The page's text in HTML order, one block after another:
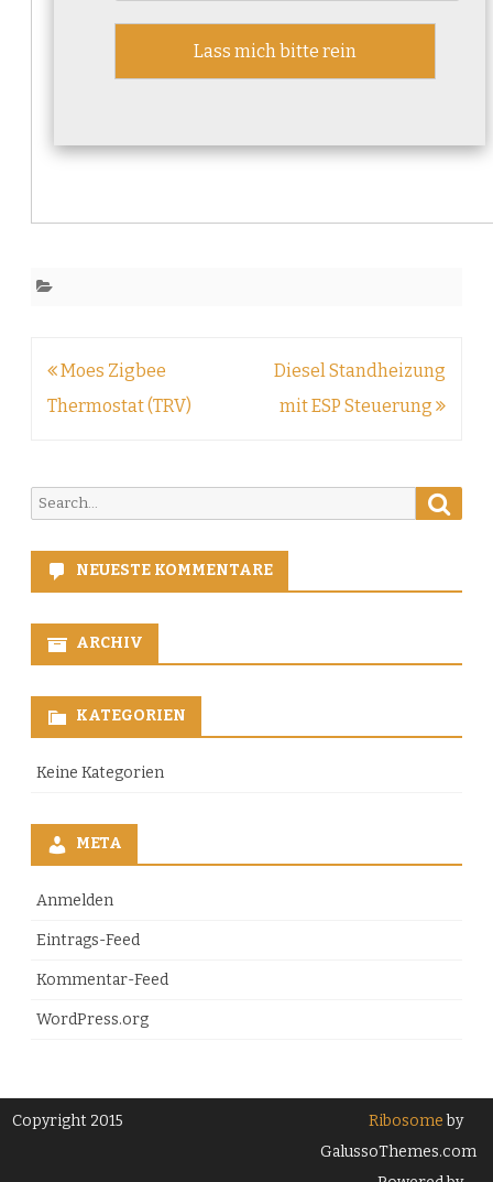
Beitragsnavigation
Moes Zigbee
Thermostat (TRV)
Diesel Standheizung
mit ESP Steuerung
Search
for:
NEUESTE KOMMENTARE
ARCHIV
KATEGORIEN
Keine Kategorien
META
Anmelden
Eintrags-Feed
Kommentar-Feed
WordPress.org
Copyright 2015 Ribosomeby
GalussoThemes.com